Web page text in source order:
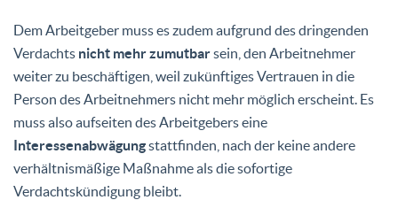
Dem Arbeitgeber muss es zudem aufgrund des dringenden
Verdachts nicht mehr zumutbarsein, den Arbeitnehmer
weiter zu beschäftigen, weil zukünftiges Vertrauen in die
Person des Arbeitnehmers nicht mehr möglich erscheint. Es
muss also aufseiten des Arbeitgebers eine
Interessenabwägungstattfinden, nach der keine andere
verhältnismäßige Maßnahme als die sofortige
Verdachtskündigung bleibt.